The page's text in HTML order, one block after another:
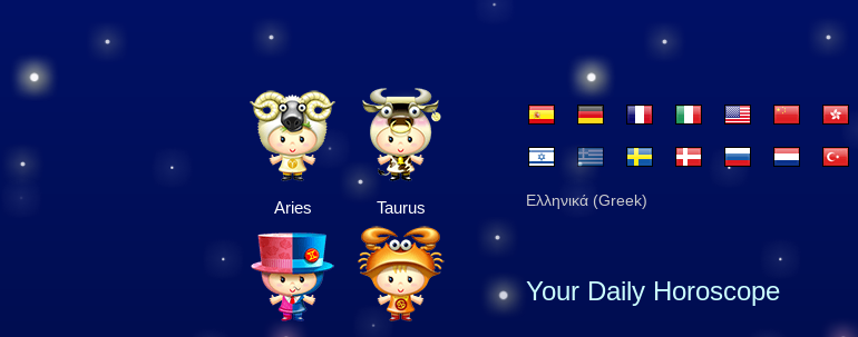
Aries Taurus Ελληνικά (Greek)
Your Daily Horoscope